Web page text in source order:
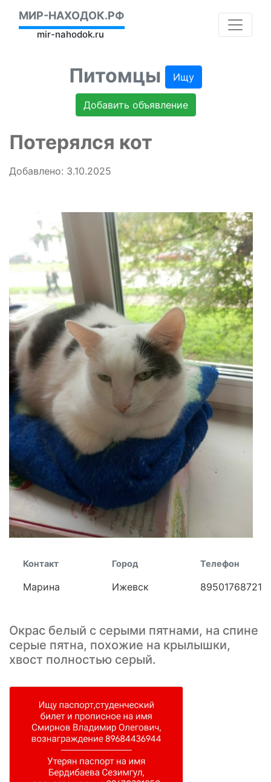
МИР-НАХОДОК.РФ
mir-nahodok.ru
Питомцы Ищу
Добавить объявление
Потерялся кот
Добавлено: 3.10.2025
Контакт
Марина
Город
Ижевск
Телефон
89501768721
Окрас белый с серыми пятнами, на спине
серые пятна, похожие на крылышки,
хвост полностью серый.